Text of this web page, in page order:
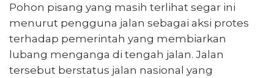
Pohon pisang yang masih terlihat segar ini
menurut pengguna jalan sebagai aksi protes
terhadap pemerintah yang membiarkan
lubang menganga di tengah jalan. Jalan
tersebut berstatus jalan nasional yang